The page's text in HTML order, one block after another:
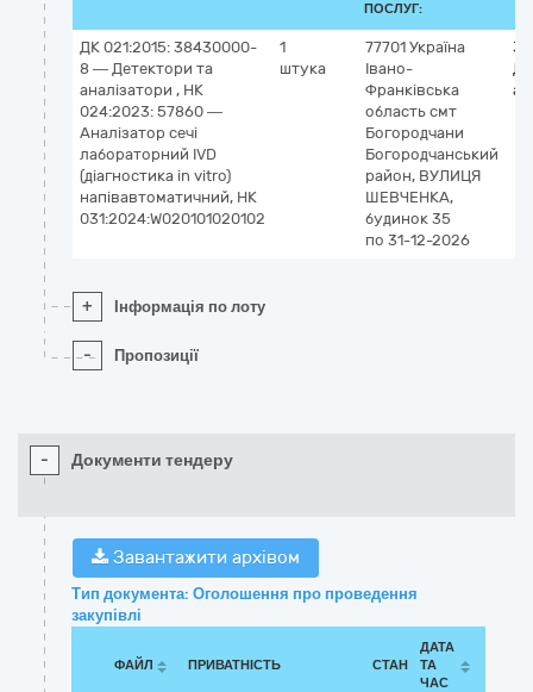
ПОСЛУГ:
ДК 021:2015: 38430000-
8 — Детектори та
аналізатори , НК
024:2023: 57860 —
Аналізатор сечі
лабораторний IVD
(діагностика in vitro)
напівавтоматичний, НК
031:2024:W020101020102
1
штука
77701 Україна
Івано-
Франківська
область смт
Богородчани
Богородчанський
район, ВУЛИЦЯ
ШЕВЧЕНКА,
будинок 35
по 31-12-2026
+ Інформація по лоту
- Пропозиції
- Документи тендеру
Завантажити архівом
Тип документа: Оголошення про проведення
закупівлі
ФАЙЛ ПРИВАТНІСТЬ СТАН
ДАТА
ТА
ЧАС